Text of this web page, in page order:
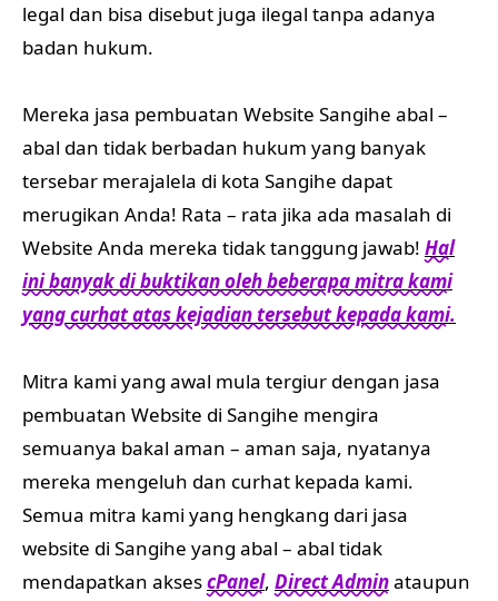
legal dan bisa disebut juga ilegal tanpa adanya
badan hukum.
Mereka jasa pembuatan Website Sangihe abal –
abal dan tidak berbadan hukum yang banyak
tersebar merajalela di kota Sangihe dapat
merugikan Anda! Rata – rata jika ada masalah di
Website Anda mereka tidak tanggung jawab! Hal
ini banyak di buktikan oleh beberapa mitra kami
yang curhat atas kejadian tersebut kepada kami.
Mitra kami yang awal mula tergiur dengan jasa
pembuatan Website di Sangihe mengira
semuanya bakal aman – aman saja, nyatanya
mereka mengeluh dan curhat kepada kami.
Semua mitra kami yang hengkang dari jasa
website di Sangihe yang abal – abal tidak
mendapatkan aksescPanel, Direct Adminataupun